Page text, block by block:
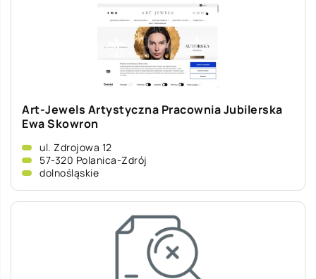
Art-Jewels Artystyczna Pracownia Jubilerska
Ewa Skowron
ul. Zdrojowa 12
57-320 Polanica-Zdrój
dolnośląskie